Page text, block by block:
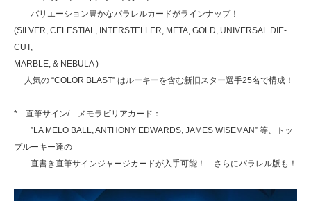
バリエーション豊かなパラレルカードがラインナップ！
(SILVER, CELESTIAL, INTERSTELLER, META, GOLD, UNIVERSAL DIE-
CUT,
MARBLE, & NEBULA )
人気の “COLOR BLAST” はルーキーを含む新旧スター選手25名で構成！
* 直筆サイン/ メモラビリアカード：
”LA MELO BALL, ANTHONY EDWARDS, JAMES WISEMAN” 等、トッ
プルーキー達の
直書き直筆サインジャージカードが入手可能！ さらにパラレル版も！